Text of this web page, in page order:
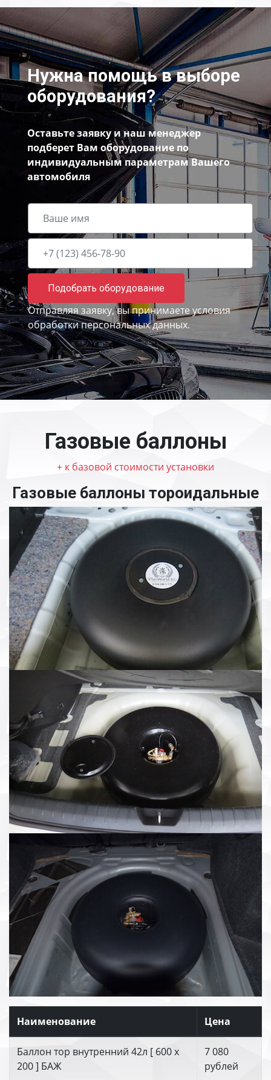
Нужна помощь в выборе
оборудования?
Оставьте заявку и наш менеджер
подберет Вам оборудование по
индивидуальным параметрам Вашего
автомобиля
Подобрать оборудование
Отправляя заявку, вы принимаете условия
обработки персональных данных.
Газовые баллоны
+ к базовой стоимости установки
Газовые баллоны тороидальные
Наименование Цена
Баллон тор внутренний 42л [ 600 х
200 ] БАЖ
7 080
рублей